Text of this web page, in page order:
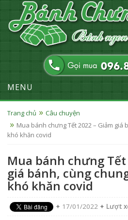
MENU
Trang chủ
Câu chuyện
Mua bánh chưng Tết 2022 – Giảm giá
khó khăn covid
Mua bánh chưng Tết
giá bánh, cùng
khó khăn covid
✦ 17/01/2022 ✦ Lượt